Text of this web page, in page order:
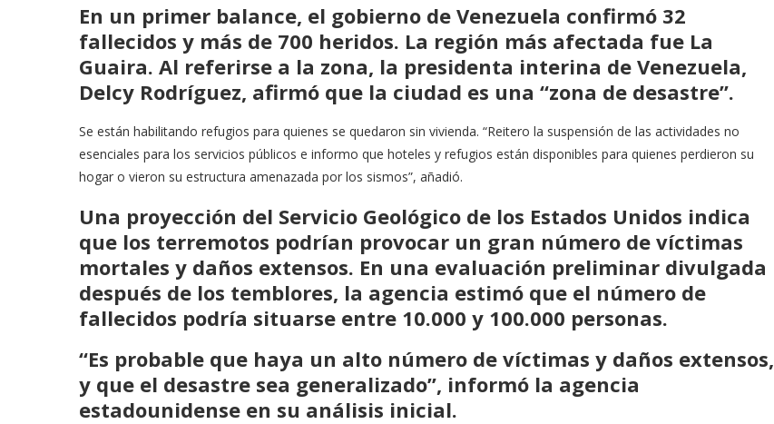
En un primer balance, el gobierno de Venezuela confirmó 32
fallecidos y más de 700 heridos. La región más afectada fue La
Guaira. Al referirse a la zona, la presidenta interina de Venezuela,
Delcy Rodríguez, afirmó que la ciudad es una “zona de desastre”.
Se están habilitando refugios para quienes se quedaron sin vivienda. “Reitero la suspensión de las actividades no
esenciales para los servicios públicos e informo que hoteles y refugios están disponibles para quienes perdieron su
hogar o vieron su estructura amenazada por los sismos”, añadió.
Una proyección del Servicio Geológico de los Estados Unidos indica
que los terremotos podrían provocar un gran número de víctimas
mortales y daños extensos. En una evaluación preliminar divulgada
después de los temblores, la agencia estimó que el número de
fallecidos podría situarse entre 10.000 y 100.000 personas.
“Es probable que haya un alto número de víctimas y daños extensos,
y que el desastre sea generalizado”, informó la agencia
estadounidense en su análisis inicial.